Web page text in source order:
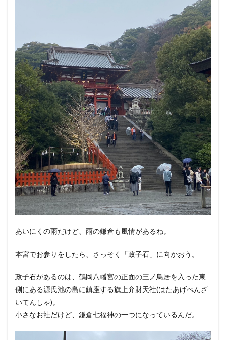
あいにくの雨だけど、雨の鎌倉も風情があるね。
本宮でお参りをしたら、さっそく「政子石」に向かおう。
政子石があるのは、鶴岡八幡宮の正面の三ノ鳥居を入った東
側にある源氏池の島に鎮座する旗上弁財天社(はたあげべんざ
いてんしゃ)。
小さなお社だけど、鎌倉七福神の一つになっているんだ。